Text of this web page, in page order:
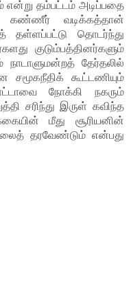
என்று தம்பட்டம் அடிப்பதை
கண்ணீர் வடிக்கத்தான்
தள்ளப்பட்டு தொடர்ந்து
குடும்பத்தினர்களும்
நாடாளுமன்றத் தேர்தலில்
சமூகநீதிக் கூட்டணியும்
நோக்கி நகரும்
சரிந்து இருள் கவிந்த
மீது சூரியனின்
தரவேண்டும் என்பது